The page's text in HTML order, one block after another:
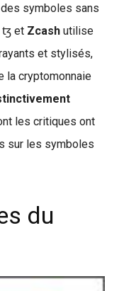
symboles sans
ꜩ et Zcash utilise
et stylisés,
la cryptomonnaie
les critiques ont
sur les symboles
du